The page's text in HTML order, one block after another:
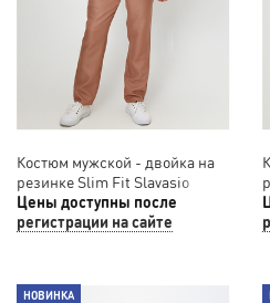
Костюм мужской - двойка на
резинке Slim Fit Slavasio
65/043
Цены доступны после
регистрации на сайте
НОВИНКА